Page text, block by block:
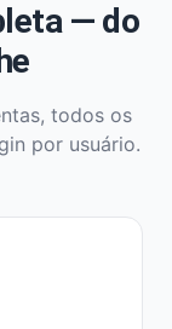
— do
todos os
por usuário.